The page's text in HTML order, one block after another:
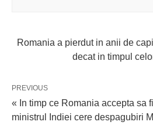
Romania a pierdut in anii de
decat in timpul
PREVIOUS
« In timp ce Romania accepta sa
ministrul Indiei cere despagubiri